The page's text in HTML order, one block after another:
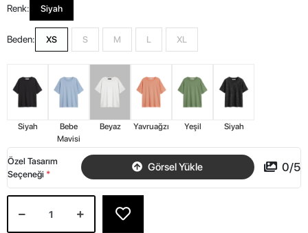
Renk: Siyah
Beden: XS S M L XL
Siyah
Bebe
Mavisi
Beyaz Yavruağzı Yeşil Siyah
Özel Tasarım
Seçeneği *
Görsel Yükle 0/5